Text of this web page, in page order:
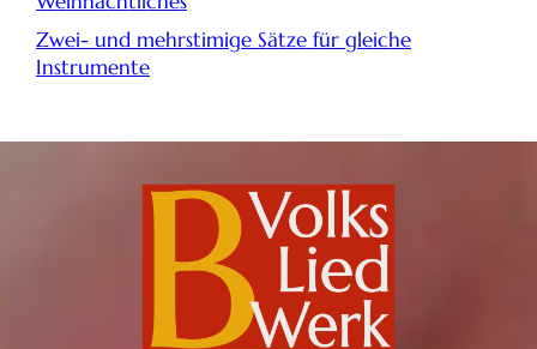
Zwei- und mehrstimige Sätze für gleiche
Instrumente